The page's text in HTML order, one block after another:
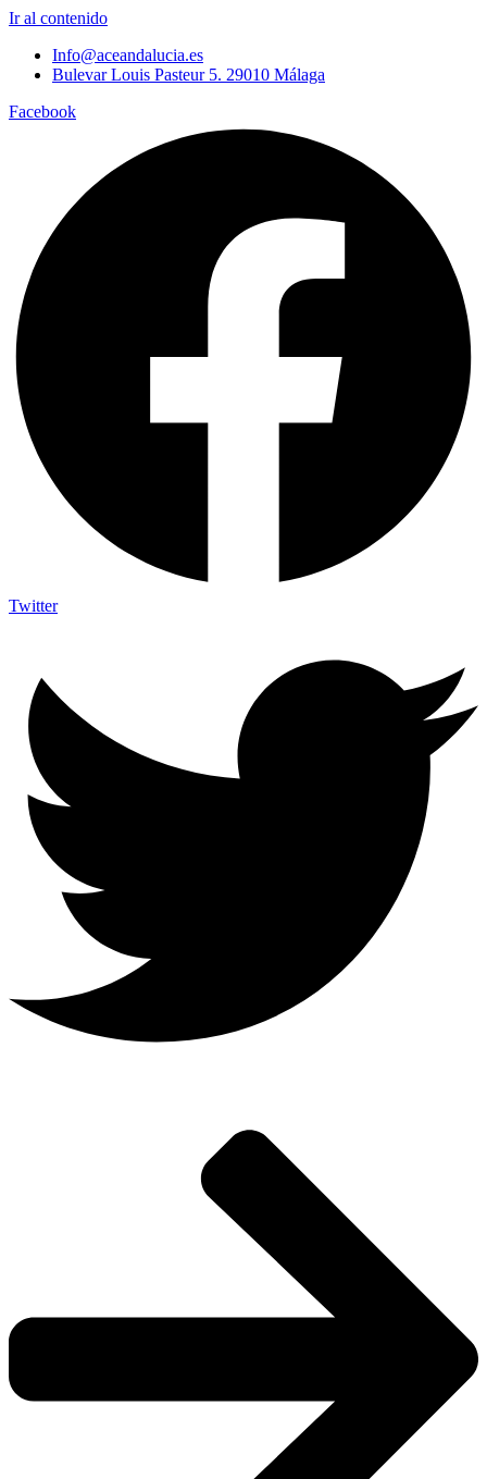
Ir al contenido
Info@aceandalucia.es
Bulevar Louis Pasteur 5. 29010 Málaga
Facebook
Twitter